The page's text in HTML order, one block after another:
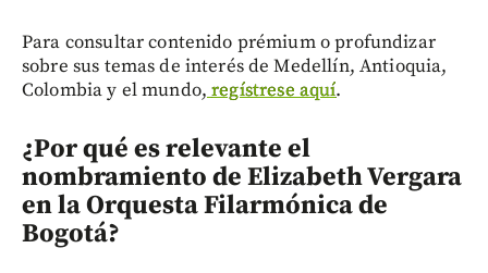
Para consultar contenido prémium o profundizar
sobre sus temas de interés de Medellín, Antioquia,
Colombia y el mundo, regístrese aquí.
¿Por qué es relevante el
nombramiento de Elizabeth Vergara
en la Orquesta Filarmónica de
Bogotá?